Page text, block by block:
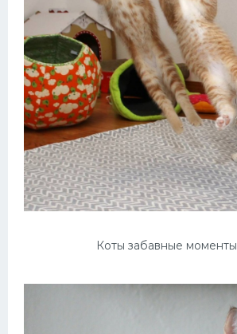
Коты забавные моменты